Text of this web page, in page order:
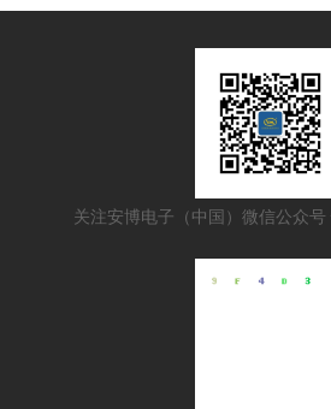
关注安博电子（中国）微信公众